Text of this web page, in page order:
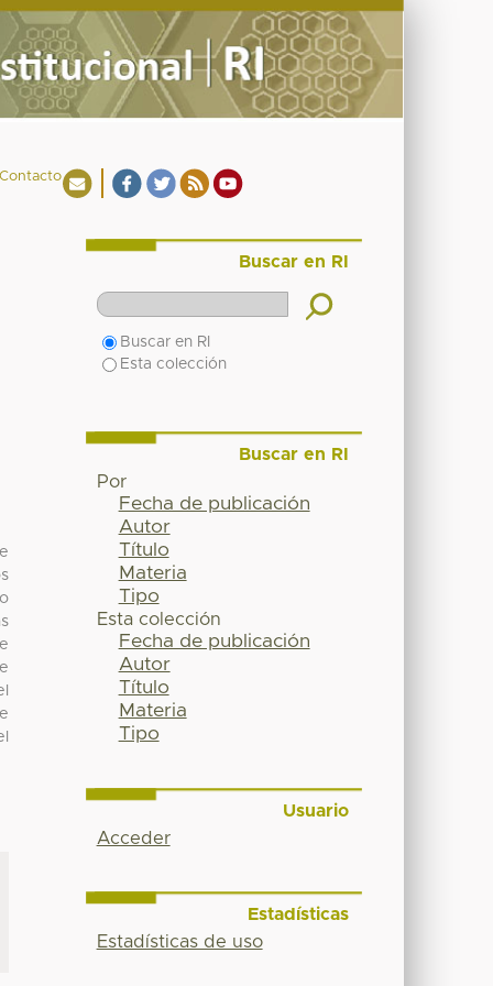
Contacto
Buscar en RI
Buscar en RI
Esta colección
Buscar en RI
Por
Fecha de publicación
Autor
Título
Materia
Tipo
Esta colección
Fecha de publicación
Autor
Título
Materia
Tipo
Usuario
Acceder
Estadísticas
Estadísticas de uso